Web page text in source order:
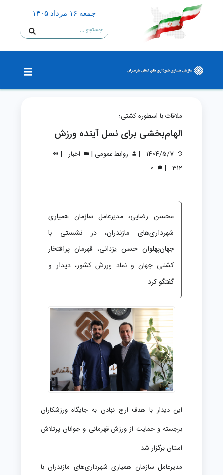
جمعه ۱۶ مرداد ۱۴۰۵
ملاقات با اسطوره کشتی؛
الهام‌بخشی برای نسل آینده ورزش
1404/5/7
| روابط عمومی | اخبار |
312
|
محسن رضایی، مدیرعامل سازمان همیاری
شهرداری‌های مازندران، در نشستی با
جهان‌پهلوان حسن یزدانی، قهرمان پرافتخار
کشتی جهان و نماد ورزش کشور، دیدار و
گفتگو کرد.
این دیدار با هدف ارج نهادن به جایگاه ورزشکاران
برجسته و حمایت از ورزش قهرمانی و جوانان پرتلاش
استان برگزار شد.
مدیرعامل سازمان همیاری شهرداری‌های مازندران با